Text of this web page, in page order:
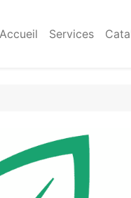
Accueil Services